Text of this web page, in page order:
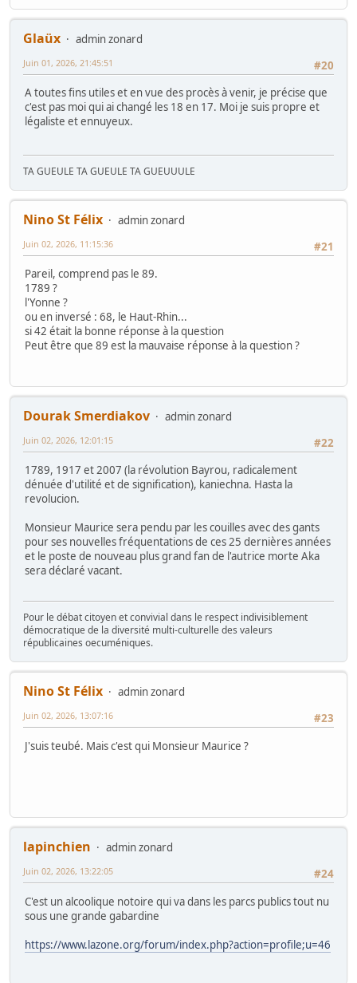
Glaüx
admin zonard
#20
Juin 01, 2026, 21:45:51
A toutes fins utiles et en vue des procès à venir, je précise que
c'est pas moi qui ai changé les 18 en 17. Moi je suis propre et
légaliste et ennuyeux.
TA GUEULE TA GUEULE TA GUEUUULE
Nino St Félix
admin zonard
#21
Juin 02, 2026, 11:15:36
Pareil, comprend pas le 89.
1789 ?
l'Yonne ?
ou en inversé : 68, le Haut-Rhin...
si 42 était la bonne réponse à la question
Peut être que 89 est la mauvaise réponse à la question ?
Dourak Smerdiakov
admin zonard
#22
Juin 02, 2026, 12:01:15
1789, 1917 et 2007 (la révolution Bayrou, radicalement
dénuée d'utilité et de signification), kaniechna. Hasta la
revolucion.
Monsieur Maurice sera pendu par les couilles avec des gants
pour ses nouvelles fréquentations de ces 25 dernières années
et le poste de nouveau plus grand fan de l'autrice morte Aka
sera déclaré vacant.
Pour le débat citoyen et convivial dans le respect indivisiblement
démocratique de la diversité multi-culturelle des valeurs
républicaines oecuméniques.
Nino St Félix
admin zonard
#23
Juin 02, 2026, 13:07:16
J'suis teubé. Mais c'est qui Monsieur Maurice ?
lapinchien
admin zonard
#24
Juin 02, 2026, 13:22:05
C'est un alcoolique notoire qui va dans les parcs publics tout nu
sous une grande gabardine
https://www.lazone.org/forum/index.php?action=profile;u=46